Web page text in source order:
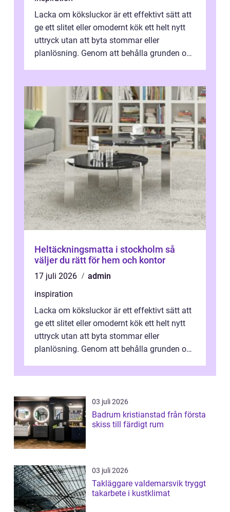
Lacka om köksluckor är ett effektivt sätt att
ge ett slitet eller omodernt kök ett helt nytt
uttryck utan att byta stommar eller
planlösning. Genom att behålla grunden och
Heltäckningsmatta i stockholm så
väljer du rätt för hem och kontor
17 juli 2026
admin
inspiration
Lacka om köksluckor är ett effektivt sätt att
ge ett slitet eller omodernt kök ett helt nytt
uttryck utan att byta stommar eller
planlösning. Genom att behålla grunden och
03 juli 2026
Badrum kristianstad från första
skiss till färdigt rum
03 juli 2026
Takläggare valdemarsvik tryggt
takarbete i kustklimat